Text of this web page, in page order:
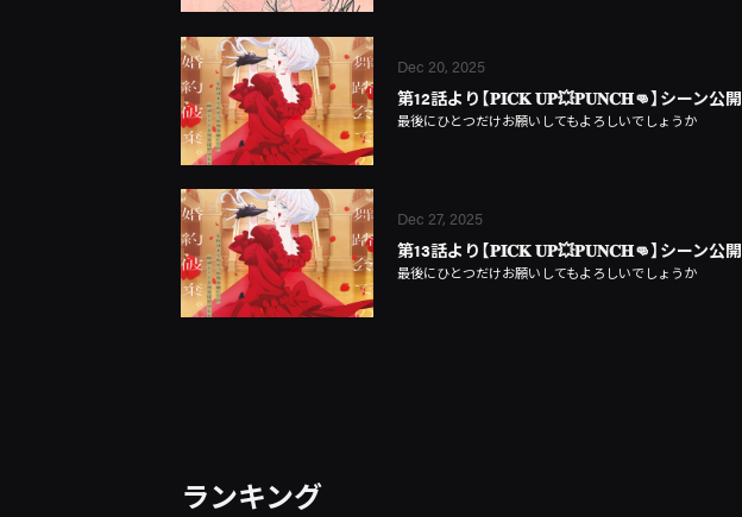
Dec 20, 2025
第12話より【𝐏𝐈𝐂𝐊 𝐔𝐏💥𝐏𝐔𝐍𝐂𝐇👊】シーン公開
最後にひとつだけお願いしてもよろしいでしょうか
Dec 27, 2025
第13話より【𝐏𝐈𝐂𝐊 𝐔𝐏💥𝐏𝐔𝐍𝐂𝐇👊】シーン公開
最後にひとつだけお願いしてもよろしいでしょうか
ランキング